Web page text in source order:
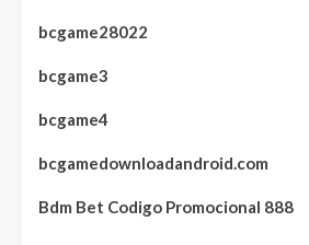
bcgame28022
bcgame3
bcgame4
bcgamedownloadandroid.com
Bdm Bet Codigo Promocional 888